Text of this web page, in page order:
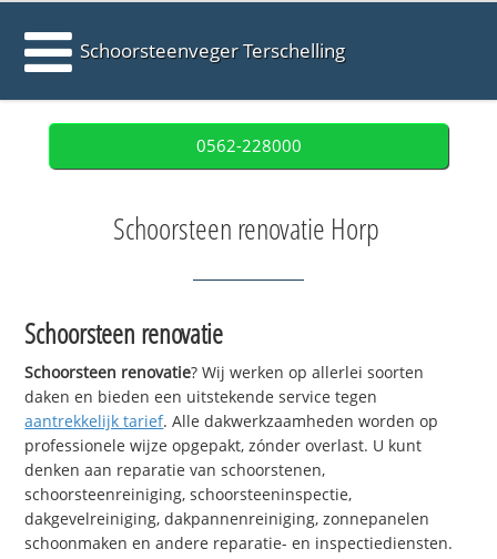
Schoorsteenveger Terschelling
0562-228000
Schoorsteen renovatie Horp
Schoorsteen renovatie
Schoorsteen renovatie? Wij werken op allerlei soorten
daken en bieden een uitstekende service tegen
aantrekkelijk tarief. Alle dakwerkzaamheden worden op
professionele wijze opgepakt, zónder overlast. U kunt
denken aan reparatie van schoorstenen,
schoorsteenreiniging, schoorsteeninspectie,
dakgevelreiniging, dakpannenreiniging, zonnepanelen
schoonmaken en andere reparatie- en inspectiediensten.